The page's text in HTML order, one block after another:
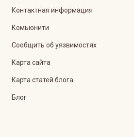
Контактная информация
Комьюнити
Сообщить об уязвимостях
Карта сайта
Карта статей блога
Блог